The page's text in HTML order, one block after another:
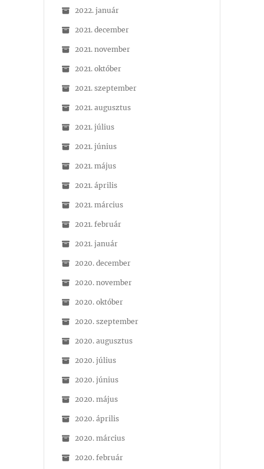
2022. január
2021. december
2021. november
2021. október
2021. szeptember
2021. augusztus
2021. július
2021. június
2021. május
2021. április
2021. március
2021. február
2021. január
2020. december
2020. november
2020. október
2020. szeptember
2020. augusztus
2020. július
2020. június
2020. május
2020. április
2020. március
2020. február